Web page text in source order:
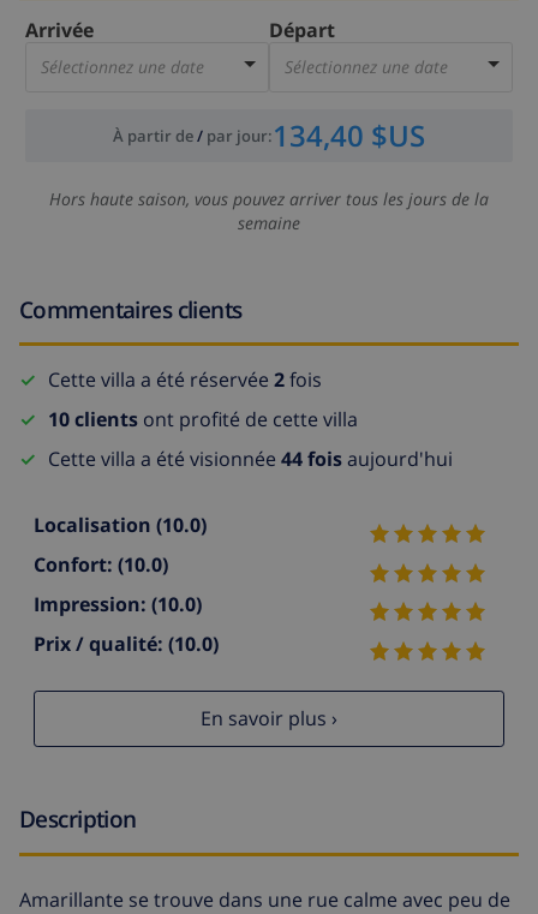
Arrivée
Sélectionnez une date
Départ
Sélectionnez une date
À partir de/ par jour:134,40 $US
Hors haute saison, vous pouvez arriver tous les jours de la
semaine
Commentaires clients
Cette villa a été réservée 2fois
10 clients ont profité de cette villa
Cette villa a été visionnée 44 foisaujourd'hui
Localisation (10.0)
Confort: (10.0)
Impression: (10.0)
Prix / qualité: (10.0)
En savoir plus ›
Description
Amarillante se trouve dans une rue calme avec peu de